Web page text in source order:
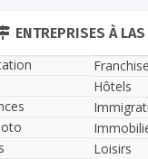
ENTREPRISES À LAS
Hôtels
Loisirs